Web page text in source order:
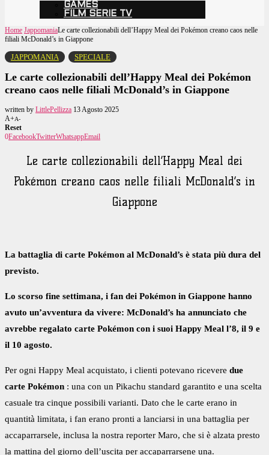
GAMES
FILM SERIE TV
Home JappomaniaLe carte collezionabili dell’Happy Meal dei Pokémon creano caos nelle
filiali McDonald’s in Giappone
JAPPOMANIA SPECIALE
Le carte collezionabili dell’Happy Meal dei Pokémon
creano caos nelle filiali McDonald’s in Giappone
written by LittlePellizza 13 Agosto 2025
A+A-
Reset
0FacebookTwitterWhatsappEmail
Le carte collezionabili dell’Happy Meal dei
Pokémon creano caos nelle filiali McDonald’s in
Giappone
La battaglia di carte Pokémon al McDonald’s è stata più dura del
previsto.
Lo scorso fine settimana, i fan dei Pokémon in Giappone hanno
avuto un’avventura da vivere: McDonald’s ha annunciato che
avrebbe regalato carte Pokémon con i suoi Happy Meal l’8, il 9 e
il 10 agosto.
Per ogni Happy Meal acquistato, i clienti potevano ricevere due
carte Pokémon : una con un Pikachu standard garantito e una scelta
casuale tra cinque possibili varianti. Dato che le carte erano in
quantità limitata, i fan erano pronti a lanciarsi in una battaglia per
accaparrarsele, inclusa la nostra reporter Maro, che si è alzata presto
la mattina del giorno dell’uscita per accaparrarsene una.